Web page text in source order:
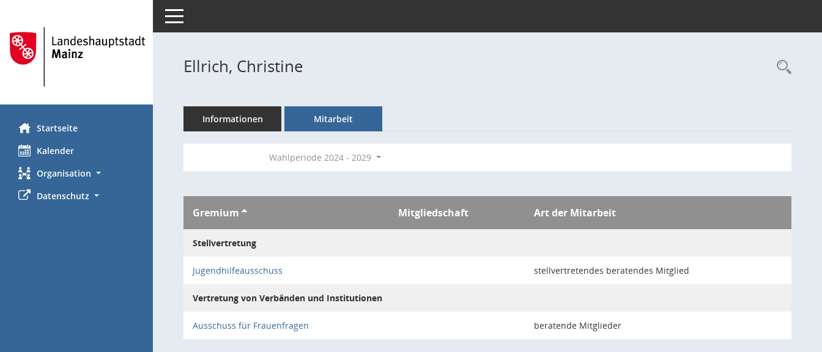
Startseite
Kalender
Organisation
Datenschutz
Toggle navigation
Ellrich, Christine
Informationen Mitarbeit
Wahlperiode 2024 - 2029
Gremium Mitgliedschaft Art der Mitarbeit
Stellvertretung
Jugendhilfeausschuss stellvertretendes beratendes Mitglied
Vertretung von Verbänden und Institutionen
Ausschuss für Frauenfragen beratende Mitglieder